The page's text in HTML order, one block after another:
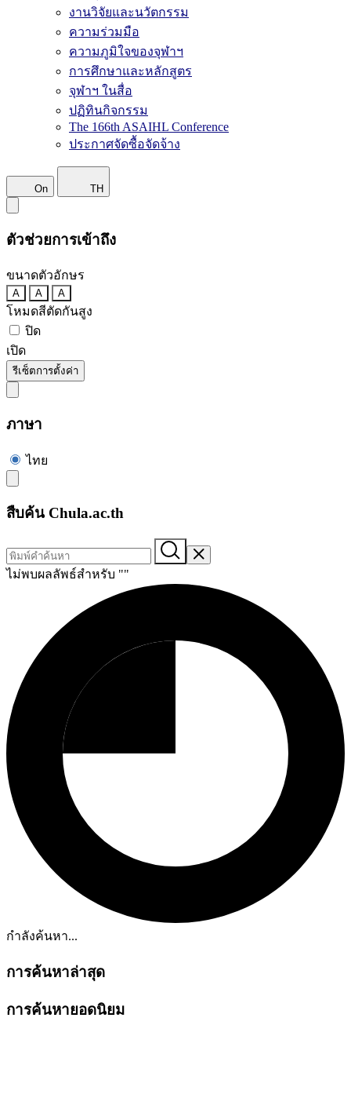
งานวิจัยและนวัตกรรม
ความร่วมมือ
ความภูมิใจของจุฬาฯ
การศึกษาและหลักสูตร
จุฬาฯ ในสื่อ
ปฏิทินกิจกรรม
The 166th ASAIHL Conference
ประกาศจัดซื้อจัดจ้าง
On TH
ตัวช่วยการเข้าถึง
ขนาดตัวอักษร
A A A
โหมดสีตัดกันสูง
ปิด
เปิด
รีเซ็ตการตั้งค่า
ภาษา
ไทย
สืบค้น Chula.ac.th
ไม่พบผลลัพธ์สำหรับ ""
กำลังค้นหา...
การค้นหาล่าสุด
การค้นหายอดนิยม